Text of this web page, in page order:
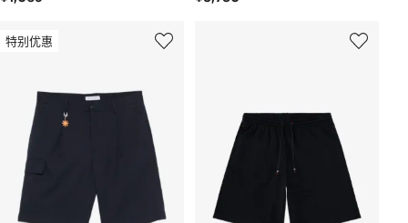
特别优惠